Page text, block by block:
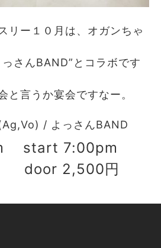
リー１０月は、オガンちゃ
さんBAND”とコラボです
と言うか宴会ですなー。
/ よっさんBAND
start 7:00pm
door 2,500円